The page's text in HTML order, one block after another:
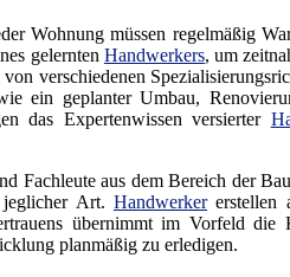
Wohnung müssen regelmäßig
gelernten Handwerkers, um
verschiedenen
ein geplanter Umbau,
das Expertenwissen versierter
Fachleute aus dem Bereich der
jeglicher Art. Handwerkererstellen
übernimmt im Vorfeld die
planmäßig zu erledigen.